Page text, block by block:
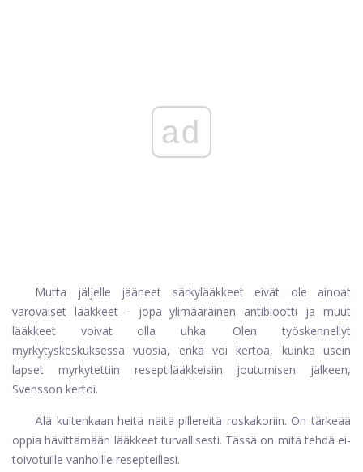
ad
Mutta jäljelle jääneet särkylääkkeet eivät ole ainoat
varovaiset lääkkeet - jopa ylimääräinen antibiootti ja muut
lääkkeet voivat olla uhka. Olen työskennellyt
myrkytyskeskuksessa vuosia, enkä voi kertoa, kuinka usein
lapset myrkytettiin reseptilääkkeisiin joutumisen jälkeen,
Svensson kertoi.
Älä kuitenkaan heitä näitä pillereitä roskakoriin. On tärkeää
oppia hävittämään lääkkeet turvallisesti. Tässä on mitä tehdä ei-
toivotuille vanhoille resepteillesi.